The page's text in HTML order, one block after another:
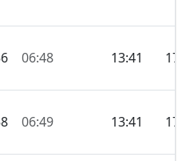
06:48 13:41
06:49 13:41